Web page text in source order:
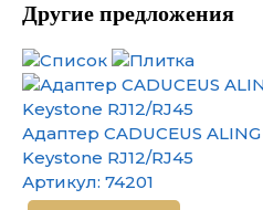
Другие предложения
Адаптер CADUCEUS
Keystone RJ12/RJ45
Артикул: 74201